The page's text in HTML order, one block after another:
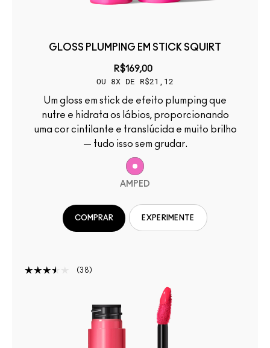
GLOSS PLUMPING EM STICK SQUIRT
R$169,00
OU 8X DE R$21,12
Um gloss em stick de efeito plumping que
nutre e hidrata os lábios, proporcionando
uma cor cintilante e translúcida e muito brilho
— tudo isso sem grudar.
AMPED
COMPRAR EXPERIMENTE
38